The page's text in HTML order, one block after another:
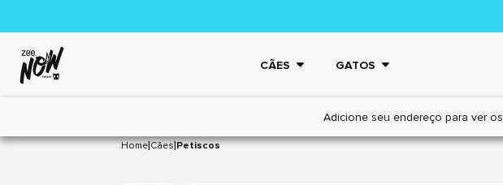
CÃES GATOS
Adicione seu endereço para ver os
Home|Cães|Petiscos